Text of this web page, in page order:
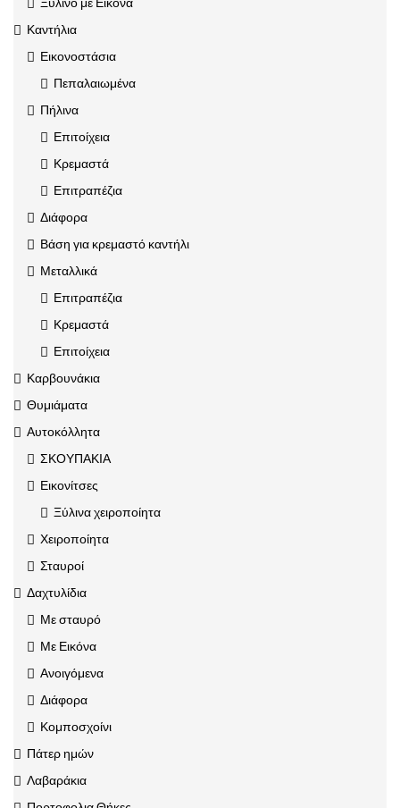
Καντήλια
Εικονοστάσια
Πεπαλαιωμένα
Πήλινα
Επιτοίχεια
Κρεμαστά
Επιτραπέζια
Διάφορα
Βάση για κρεμαστό καντήλι
Μεταλλικά
Επιτραπέζια
Κρεμαστά
Επιτοίχεια
Καρβουνάκια
Θυμιάματα
Αυτοκόλλητα
ΣΚΟΥΠΑΚΙΑ
Εικονίτσες
Ξύλινα χειροποίητα
Χειροποίητα
Σταυροί
Δαχτυλίδια
Με σταυρό
Με Εικόνα
Ανοιγόμενα
Διάφορα
Κομποσχοίνι
Πάτερ ημών
Λαβαράκια